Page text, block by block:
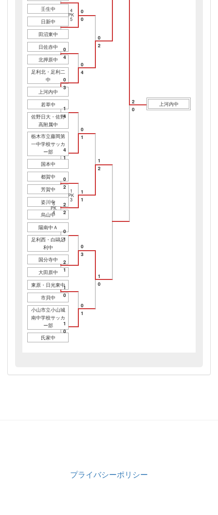
壬生中
0
PK
4
日新中
田沼東中
0
5
0
日佐赤中
0
北押原中
4
0
足利北・足利二
中
0
上河内中
3
4
2
2
若草中
1
佐野日大・佐野
高附属中
4
0
栃木市立藤岡第
一中学校サッカ
ー部
4
国本中
1
1
1
都賀中
0
芳賀中
2
1
PK
1
姿川中 2
PK
5
烏山中 2
4
1
3
2
陽南中Ａ
0
足利西・白鷗足
利中
1
0
国分寺中
2
大田原中
1
3
1
東原・日光東中1
市貝中
0
0
小山市立小山城
南中学校サッカ
ー部
1
氏家中
0
1
0
0
上河内中
プライバシーポリシー